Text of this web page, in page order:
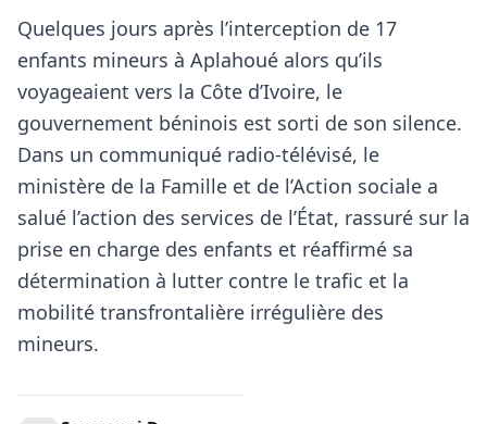
Quelques jours après l’interception de 17
enfants mineurs à Aplahoué alors qu’ils
voyageaient vers la Côte d’Ivoire, le
gouvernement béninois est sorti de son silence.
Dans un communiqué radio-télévisé, le
ministère de la Famille et de l’Action sociale a
salué l’action des services de l’État, rassuré sur la
prise en charge des enfants et réaffirmé sa
détermination à lutter contre le trafic et la
mobilité transfrontalière irrégulière des
mineurs.